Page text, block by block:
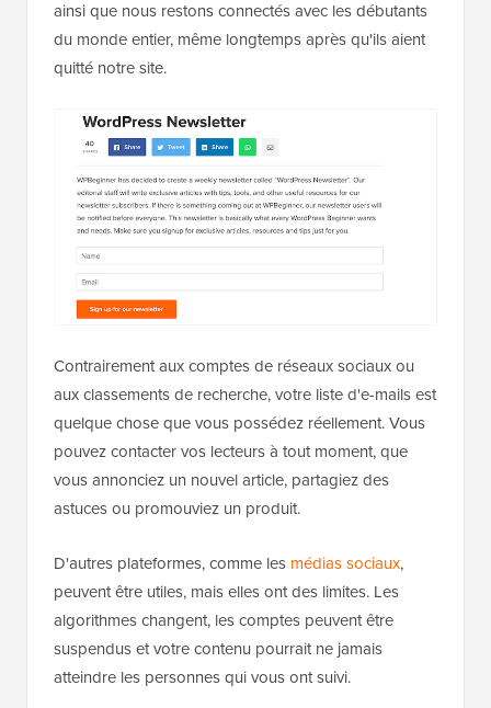
ainsi que nous restons connectés avec les débutants
du monde entier, même longtemps après qu'ils aient
quitté notre site.
Contrairement aux comptes de réseaux sociaux ou
aux classements de recherche, votre liste d'e-mails est
quelque chose que vous possédez réellement. Vous
pouvez contacter vos lecteurs à tout moment, que
vous annonciez un nouvel article, partagiez des
astuces ou promouviez un produit.
D'autres plateformes, comme les médias sociaux,
peuvent être utiles, mais elles ont des limites. Les
algorithmes changent, les comptes peuvent être
suspendus et votre contenu pourrait ne jamais
atteindre les personnes qui vous ont suivi.